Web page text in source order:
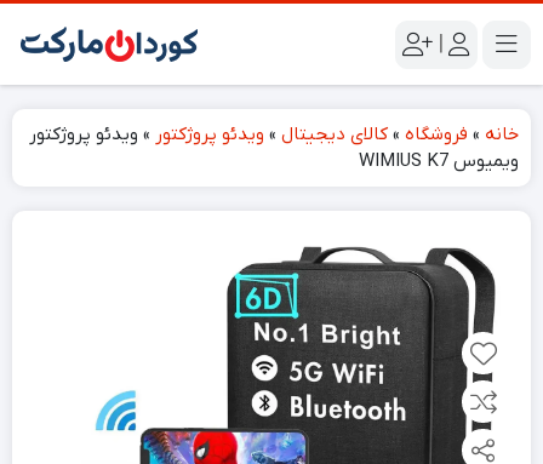
|
خانه » فروشگاه » کالای دیجیتال » ویدئو پروژکتور » ویدئو پروژکتور
ویمیوس WIMIUS K7